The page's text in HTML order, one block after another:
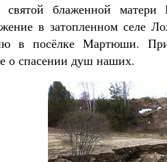
блаженной матери
в затопленном селе
в посёлке Мартюши.
о спасении душ наших.